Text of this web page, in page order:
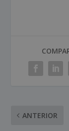
ANTERIOR